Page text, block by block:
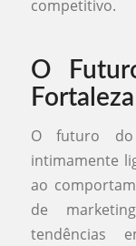
competitivo.
O
Fortaleza
O futuro do
intimamente
ao
de
tendências